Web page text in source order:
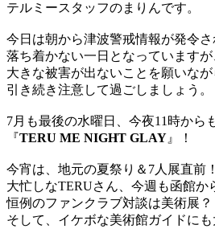
テルミースタッフのまりんです。
今日は朝から津波警戒情報が発令さ
落ち着かない一日となっていますが
大きな被害が出ないことを願いなが
引き続き注意して過ごしましょう。
7月も最後の水曜日、今夜11時から
『TERU ME NIGHT GLAY 』！
今宵は、地元の夏祭り＆7人展直前！
大忙しなTERUさん、今週も函館か
恒例のファンクラブ対談は美術展？
そして、イケボな美術館ガイドにも